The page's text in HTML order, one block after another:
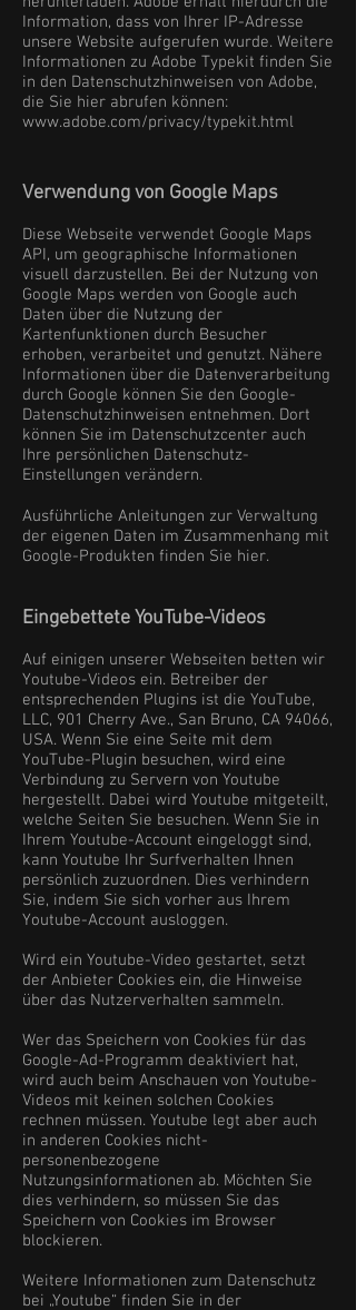
Information, dass von Ihrer IP-Adresse
unsere Website aufgerufen wurde. Weitere
Informationen zu Adobe Typekit finden Sie
in den Datenschutzhinweisen von Adobe,
die Sie hier abrufen können:
www.adobe.com/privacy/typekit.html
Verwendung von Google Maps
Diese Webseite verwendet Google Maps
API, um geographische Informationen
visuell darzustellen. Bei der Nutzung von
Google Maps werden von Google auch
Daten über die Nutzung der
Kartenfunktionen durch Besucher
erhoben, verarbeitet und genutzt. Nähere
Informationen über die Datenverarbeitung
durch Google können Sie den Google-
Datenschutzhinweisen entnehmen. Dort
können Sie im Datenschutzcenter auch
Ihre persönlichen Datenschutz-
Einstellungen verändern.
Ausführliche Anleitungen zur Verwaltung
der eigenen Daten im Zusammenhang mit
Google-Produkten finden Sie hier.
Eingebettete YouTube-Videos
Auf einigen unserer Webseiten betten wir
Youtube-Videos ein. Betreiber der
entsprechenden Plugins ist die YouTube,
LLC, 901 Cherry Ave., San Bruno, CA 94066,
USA. Wenn Sie eine Seite mit dem
YouTube-Plugin besuchen, wird eine
Verbindung zu Servern von Youtube
hergestellt. Dabei wird Youtube mitgeteilt,
welche Seiten Sie besuchen. Wenn Sie in
Ihrem Youtube-Account eingeloggt sind,
kann Youtube Ihr Surfverhalten Ihnen
persönlich zuzuordnen. Dies verhindern
Sie, indem Sie sich vorher aus Ihrem
Youtube-Account ausloggen.
Wird ein Youtube-Video gestartet, setzt
der Anbieter Cookies ein, die Hinweise
über das Nutzerverhalten sammeln.
Wer das Speichern von Cookies für das
Google-Ad-Programm deaktiviert hat,
wird auch beim Anschauen von Youtube-
Videos mit keinen solchen Cookies
rechnen müssen. Youtube legt aber auch
in anderen Cookies nicht-
personenbezogene
Nutzungsinformationen ab. Möchten Sie
dies verhindern, so müssen Sie das
Speichern von Cookies im Browser
blockieren.
Weitere Informationen zum Datenschutz
bei „Youtube“ finden Sie in der